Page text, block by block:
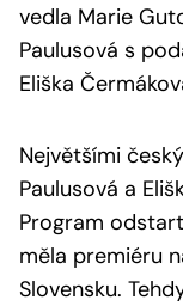
vedla Marie
Paulusová s
Eliška
Největšími
Paulusová a
Program
měla premiéru
Slovensku.